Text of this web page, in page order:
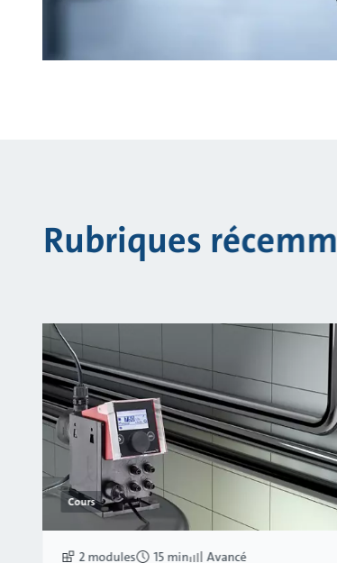
Rubriques
Cours
2 modules 15 min Avancé